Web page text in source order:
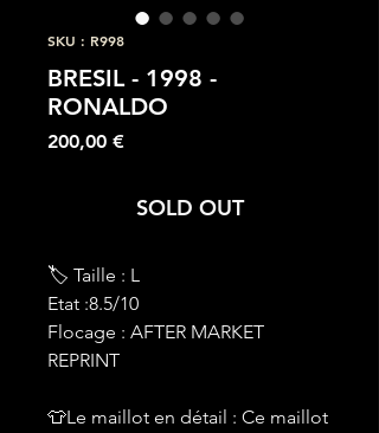
SKU : R998
BRESIL - 1998 -
RONALDO
200,00 €Prix
SOLD OUT
🏷 Taille : L
Etat :8.5/10
Flocage : AFTER MARKET
REPRINT
👕Le maillot en détail : Ce maillot